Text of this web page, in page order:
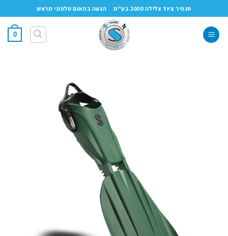
to
content
סנפיר ציוד צלילה 2000 בע"מ הגעה בתאום טלפוני מראש
0